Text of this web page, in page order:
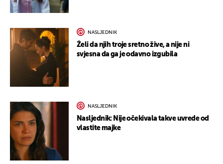
NASLJEDNIK
Želi da njih troje sretno žive, a nije ni
svjesna da ga je odavno izgubila
NASLJEDNIK
Nasljednik: Nije očekivala takve uvrede od
vlastite majke